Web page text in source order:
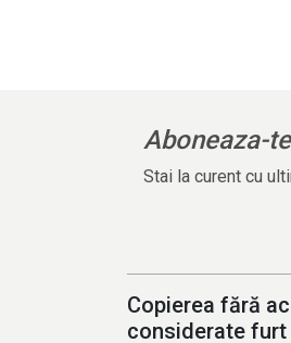
Aboneaza-
Stai la curent cu
Copierea fără
considerate